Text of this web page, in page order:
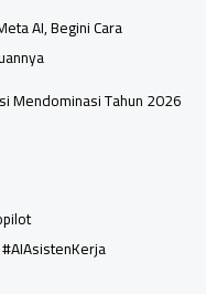
AI, Begini Cara
Mendominasi Tahun 2026